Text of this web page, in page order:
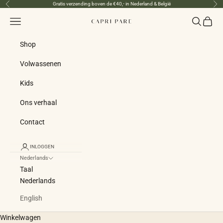
Naar inhoud
Vorige Gratis verzending boven de €40,- in Nederland & België
Menu Zoeken
Shop
Volwassenen
Kids
Ons verhaal
Contact
INLOGGEN
Nederlands
Taal
Nederlands
English
Winkelwagen
DESIGN VOOR GROOT EN KLEIN